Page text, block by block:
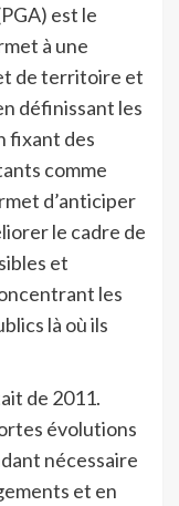
est le
à une
de territoire et
définissant les
fixant des
comme
d’anticiper
le cadre de
et
les
là où ils
de 2011.
évolutions
nécessaire
et en